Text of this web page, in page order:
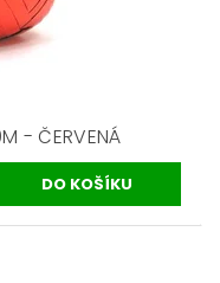
- ČERVENÁ